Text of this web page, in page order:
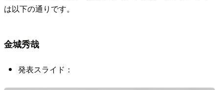
は以下の通りです。
金城秀哉
発表スライド：